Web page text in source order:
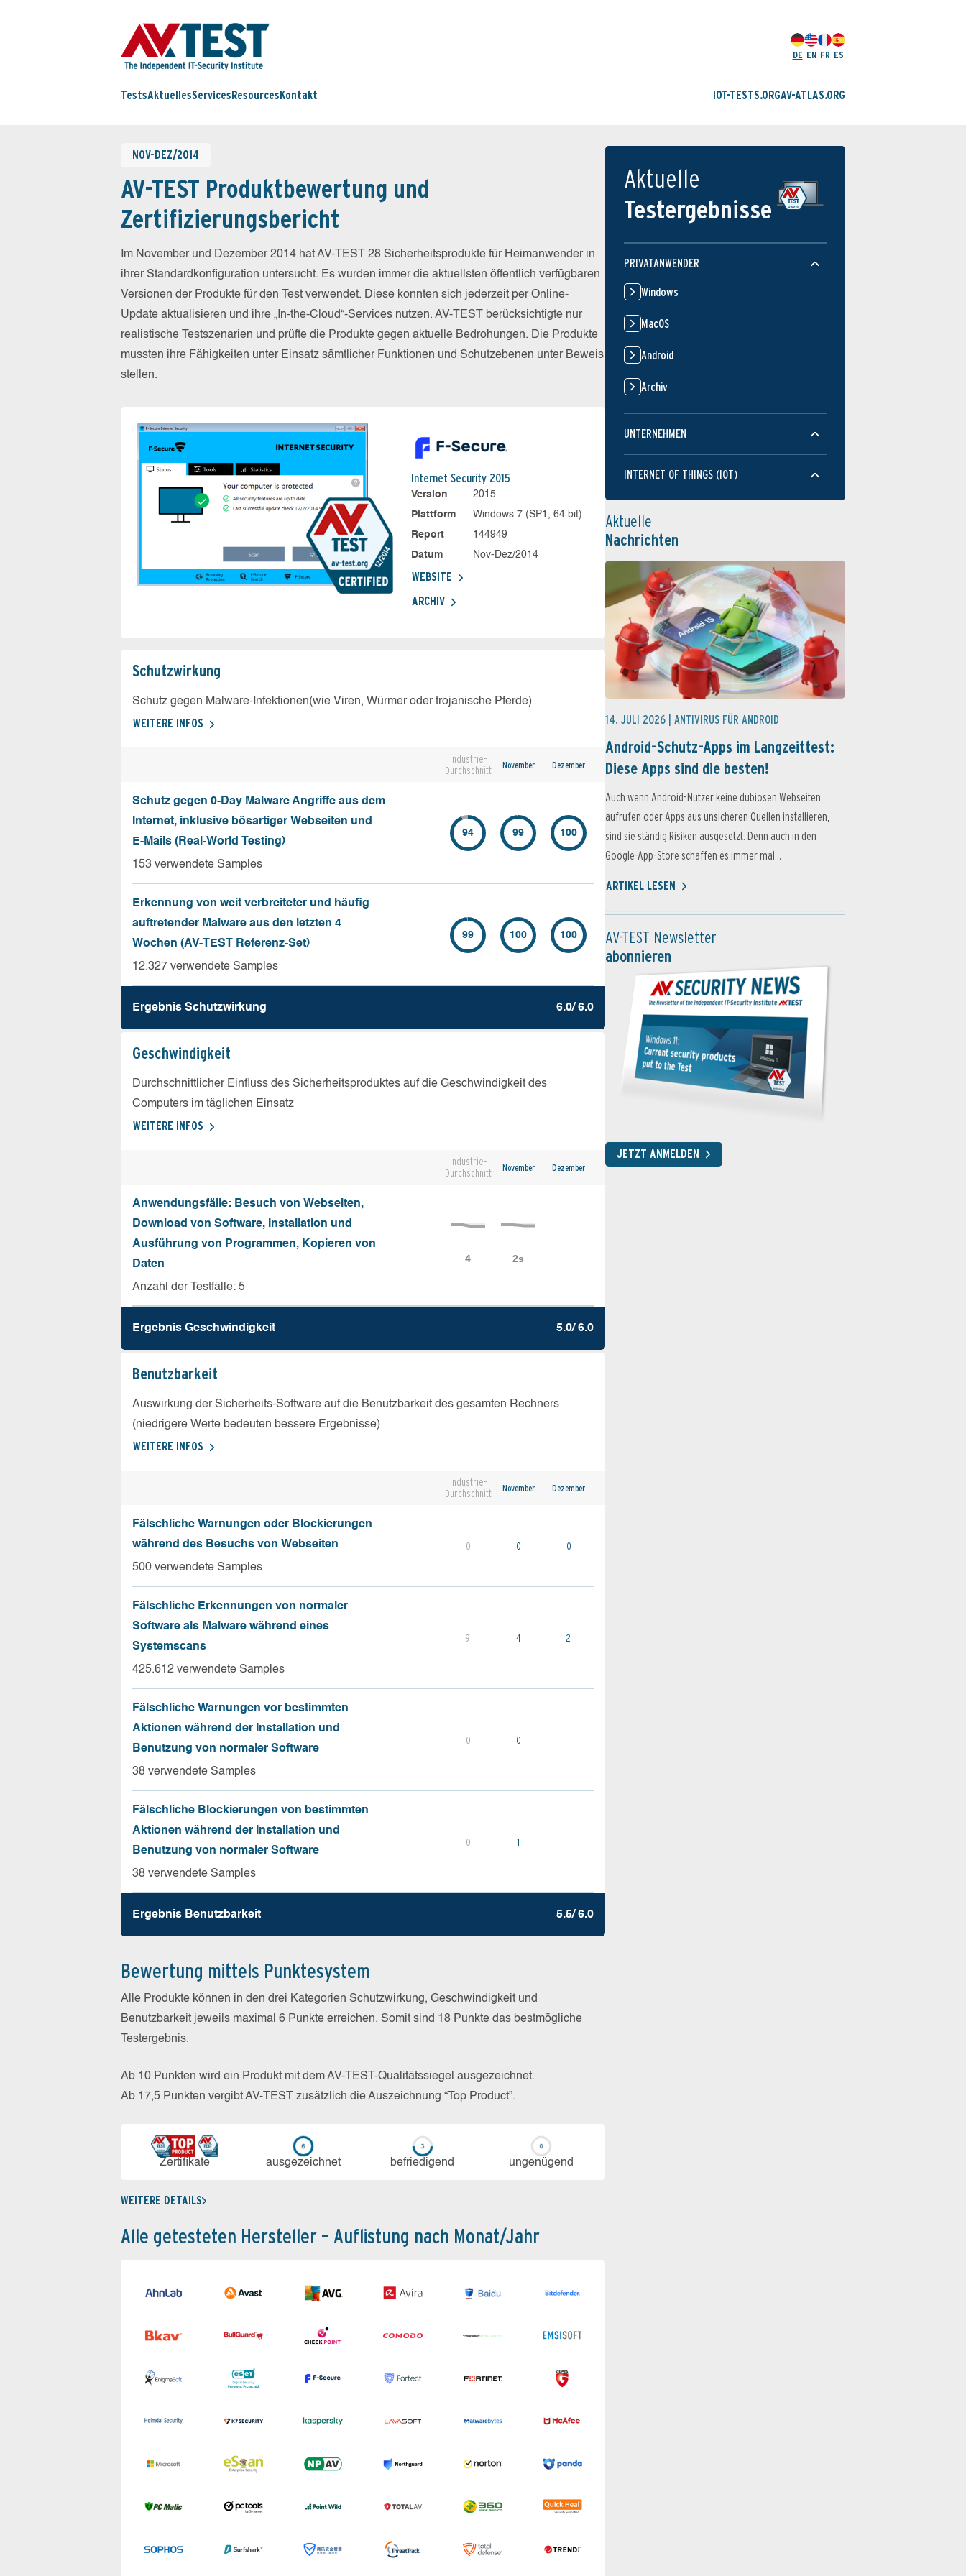
DE EN FR ES
TestsAktuellesServices Resources Kontakt IOT-TESTS.ORGAV-ATLAS.ORG
NOV-DEZ/2014
AV-TEST Produktbewertung und
Zertifizierungsbericht
Im November und Dezember 2014 hat AV-TEST 28 Sicherheitsprodukte für Heimanwender in
ihrer Standardkonfiguration untersucht. Es wurden immer die aktuellsten öffentlich verfügbaren
Versionen der Produkte für den Test verwendet. Diese konnten sich jederzeit per Online-
Update aktualisieren und ihre „In-the-Cloud“-Services nutzen. AV-TEST berücksichtigte nur
realistische Testszenarien und prüfte die Produkte gegen aktuelle Bedrohungen. Die Produkte
mussten ihre Fähigkeiten unter Einsatz sämtlicher Funktionen und Schutzebenen unter Beweis
stellen.
Internet Security 2015
Version
2015
Plattform
Windows 7 (SP1, 64 bit)
Report
144949
Datum
Nov-Dez/2014
WEBSITE
ARCHIV
Schutz­wirkung
Schutz gegen Malware-Infektionen(wie Viren, Würmer oder trojanische Pferde)
WEITERE INFOS
Industrie-
Durchschnitt
November Dezember
Schutz gegen 0-Day Malware Angriffe aus dem
Internet, inklusive bösartiger Webseiten und
E-Mails (Real-World Testing)
153 verwendete Samples
94 99 100
Erkennung von weit verbreiteter und häufig
auftretender Malware aus den letzten 4
Wochen (AV-TEST Referenz-Set)
12.327 verwendete Samples
99 100 100
Ergebnis Schutz­wirkung 6.0/ 6.0
Geschw­indigkeit
Durchschnittlicher Einfluss des Sicherheitsproduktes auf die Geschwindigkeit des
Computers im täglichen Einsatz
WEITERE INFOS
Industrie-
Durchschnitt
November Dezember
Anwendungsfälle: Besuch von Webseiten,
Download von Software, Installation und
Ausführung von Programmen, Kopieren von
Daten
Anzahl der Testfälle: 5
Ergebnis Geschw­indigkeit 5.0/ 6.0
Benutz­barkeit
Auswirkung der Sicherheits-Software auf die Benutzbarkeit des gesamten Rechners
(niedrigere Werte bedeuten bessere Ergebnisse)
WEITERE INFOS
Industrie-
Durchschnitt
November Dezember
Fälschliche Warnungen oder Blockierungen
während des Besuchs von Webseiten
500 verwendete Samples
0 0 0
Fälschliche Erkennungen von normaler
Software als Malware während eines
Systemscans
425.612 verwendete Samples
9 4 2
Fälschliche Warnungen vor bestimmten
Aktionen während der Installation und
Benutzung von normaler Software
38 verwendete Samples
0 0
Fälschliche Blockierungen von bestimmten
Aktionen während der Installation und
Benutzung von normaler Software
38 verwendete Samples
0 1
Ergebnis Benutz­barkeit 5.5/ 6.0
Bewertung mittels Punktesystem
Alle Produkte können in den drei Kategorien Schutzwirkung, Geschwindigkeit und
Benutzbarkeit jeweils maximal 6 Punkte erreichen. Somit sind 18 Punkte das bestmögliche
Testergebnis.
Ab 10 Punkten wird ein Produkt mit dem AV-TEST-Qualitätssiegel ausgezeichnet.
Ab 17,5 Punkten vergibt AV-TEST zusätzlich die Auszeichnung “Top Product”.
Zerti­fikate aus­ge­zeich­net be­frie­di­gend un­ge­nü­gend
WEITERE DETAILS
Alle getesteten Hersteller – Auflistung nach Monat/Jahr
Aktuelle
Testergebnisse
PRIVATANWENDER
Windows
MacOS
Android
Archiv
UNTERNEHMEN
INTERNET OF THINGS (IOT)
Aktuelle
Nachrichten
14. JULI 2026 | ANTIVIRUS FÜR ANDROID
Android-Schutz-Apps im Langzeittest:
Diese Apps sind die besten!
Auch wenn Android-Nutzer keine dubiosen Webseiten
aufrufen oder Apps aus unsicheren Quellen installieren,
sind sie ständig Risiken ausgesetzt. Denn auch in den
Google-App-Store schaffen es immer mal...
ARTIKEL LESEN
AV-TEST Newsletter
abonnieren
JETZT ANMELDEN